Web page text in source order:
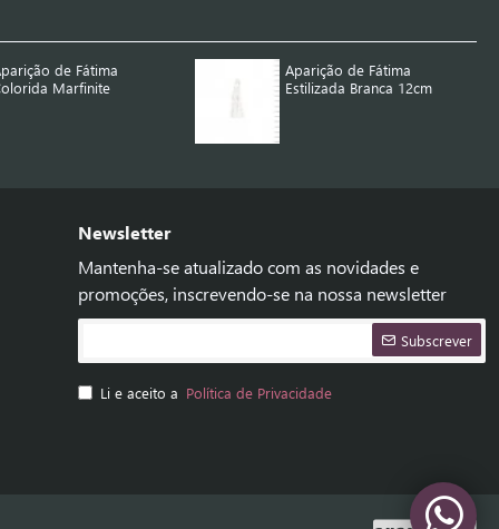
de Fátima
Marfinite
Aparição de Fátima
Estilizada Branca 12cm
Newsletter
Mantenha-se atualizado com as novidades e
promoções, inscrevendo-se na nossa newsletter
Subscrever
Li e aceito a Política de Privacidade